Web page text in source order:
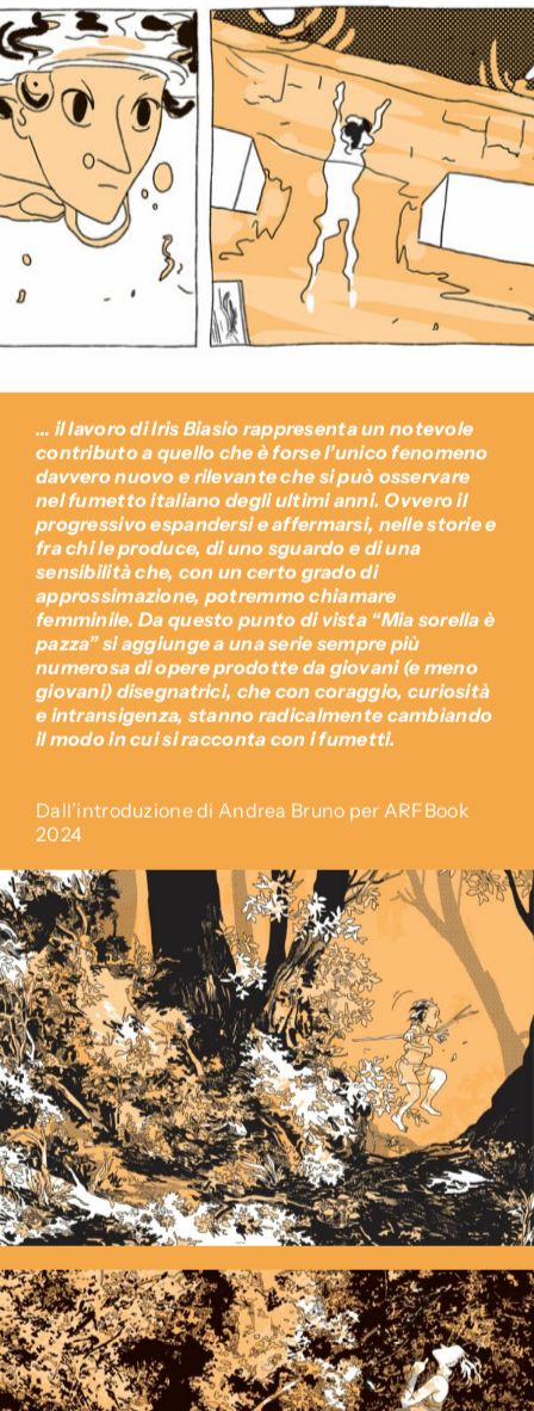
… il lavoro di Iris Biasio rappresenta un notevole
contributo a quello che è forse l’unico fenomeno
davvero nuovo e rilevante che si può osservare
nel fumetto italiano degli ultimi anni. Ovvero il
progressivo espandersi e affermarsi, nelle storie e
fra chi le produce, di uno sguardo e di una
sensibilità che, con un certo grado di
approssimazione, potremmo chiamare
femminile. Da questo punto di vista “Mia sorella è
pazza” si aggiunge a una serie sempre più
numerosa di opere prodotte da giovani (e meno
giovani) disegnatrici, che con coraggio, curiosità
e intransigenza, stanno radicalmente cambiando
il modo in cui si racconta con i fumetti.
Dall’introduzione di Andrea Bruno per ARFBook
2024